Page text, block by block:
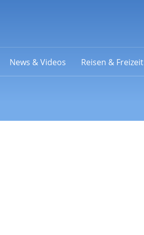
News & Videos Reisen & Freizeit